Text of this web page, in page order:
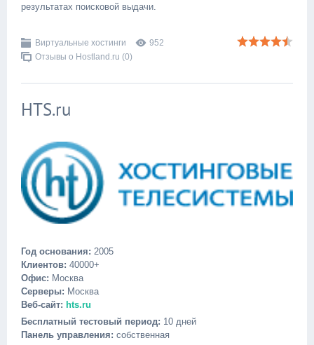
результатах поисковой выдачи.
Виртуальные хостинги
952
Отзывы о Hostland.ru (0)
HTS.ru
Год основания: 2005
Клиентов: 40000+
Офис: Москва
Серверы: Москва
Веб-сайт: hts.ru
Бесплатный тестовый период: 10 дней
Панель управления: собственная